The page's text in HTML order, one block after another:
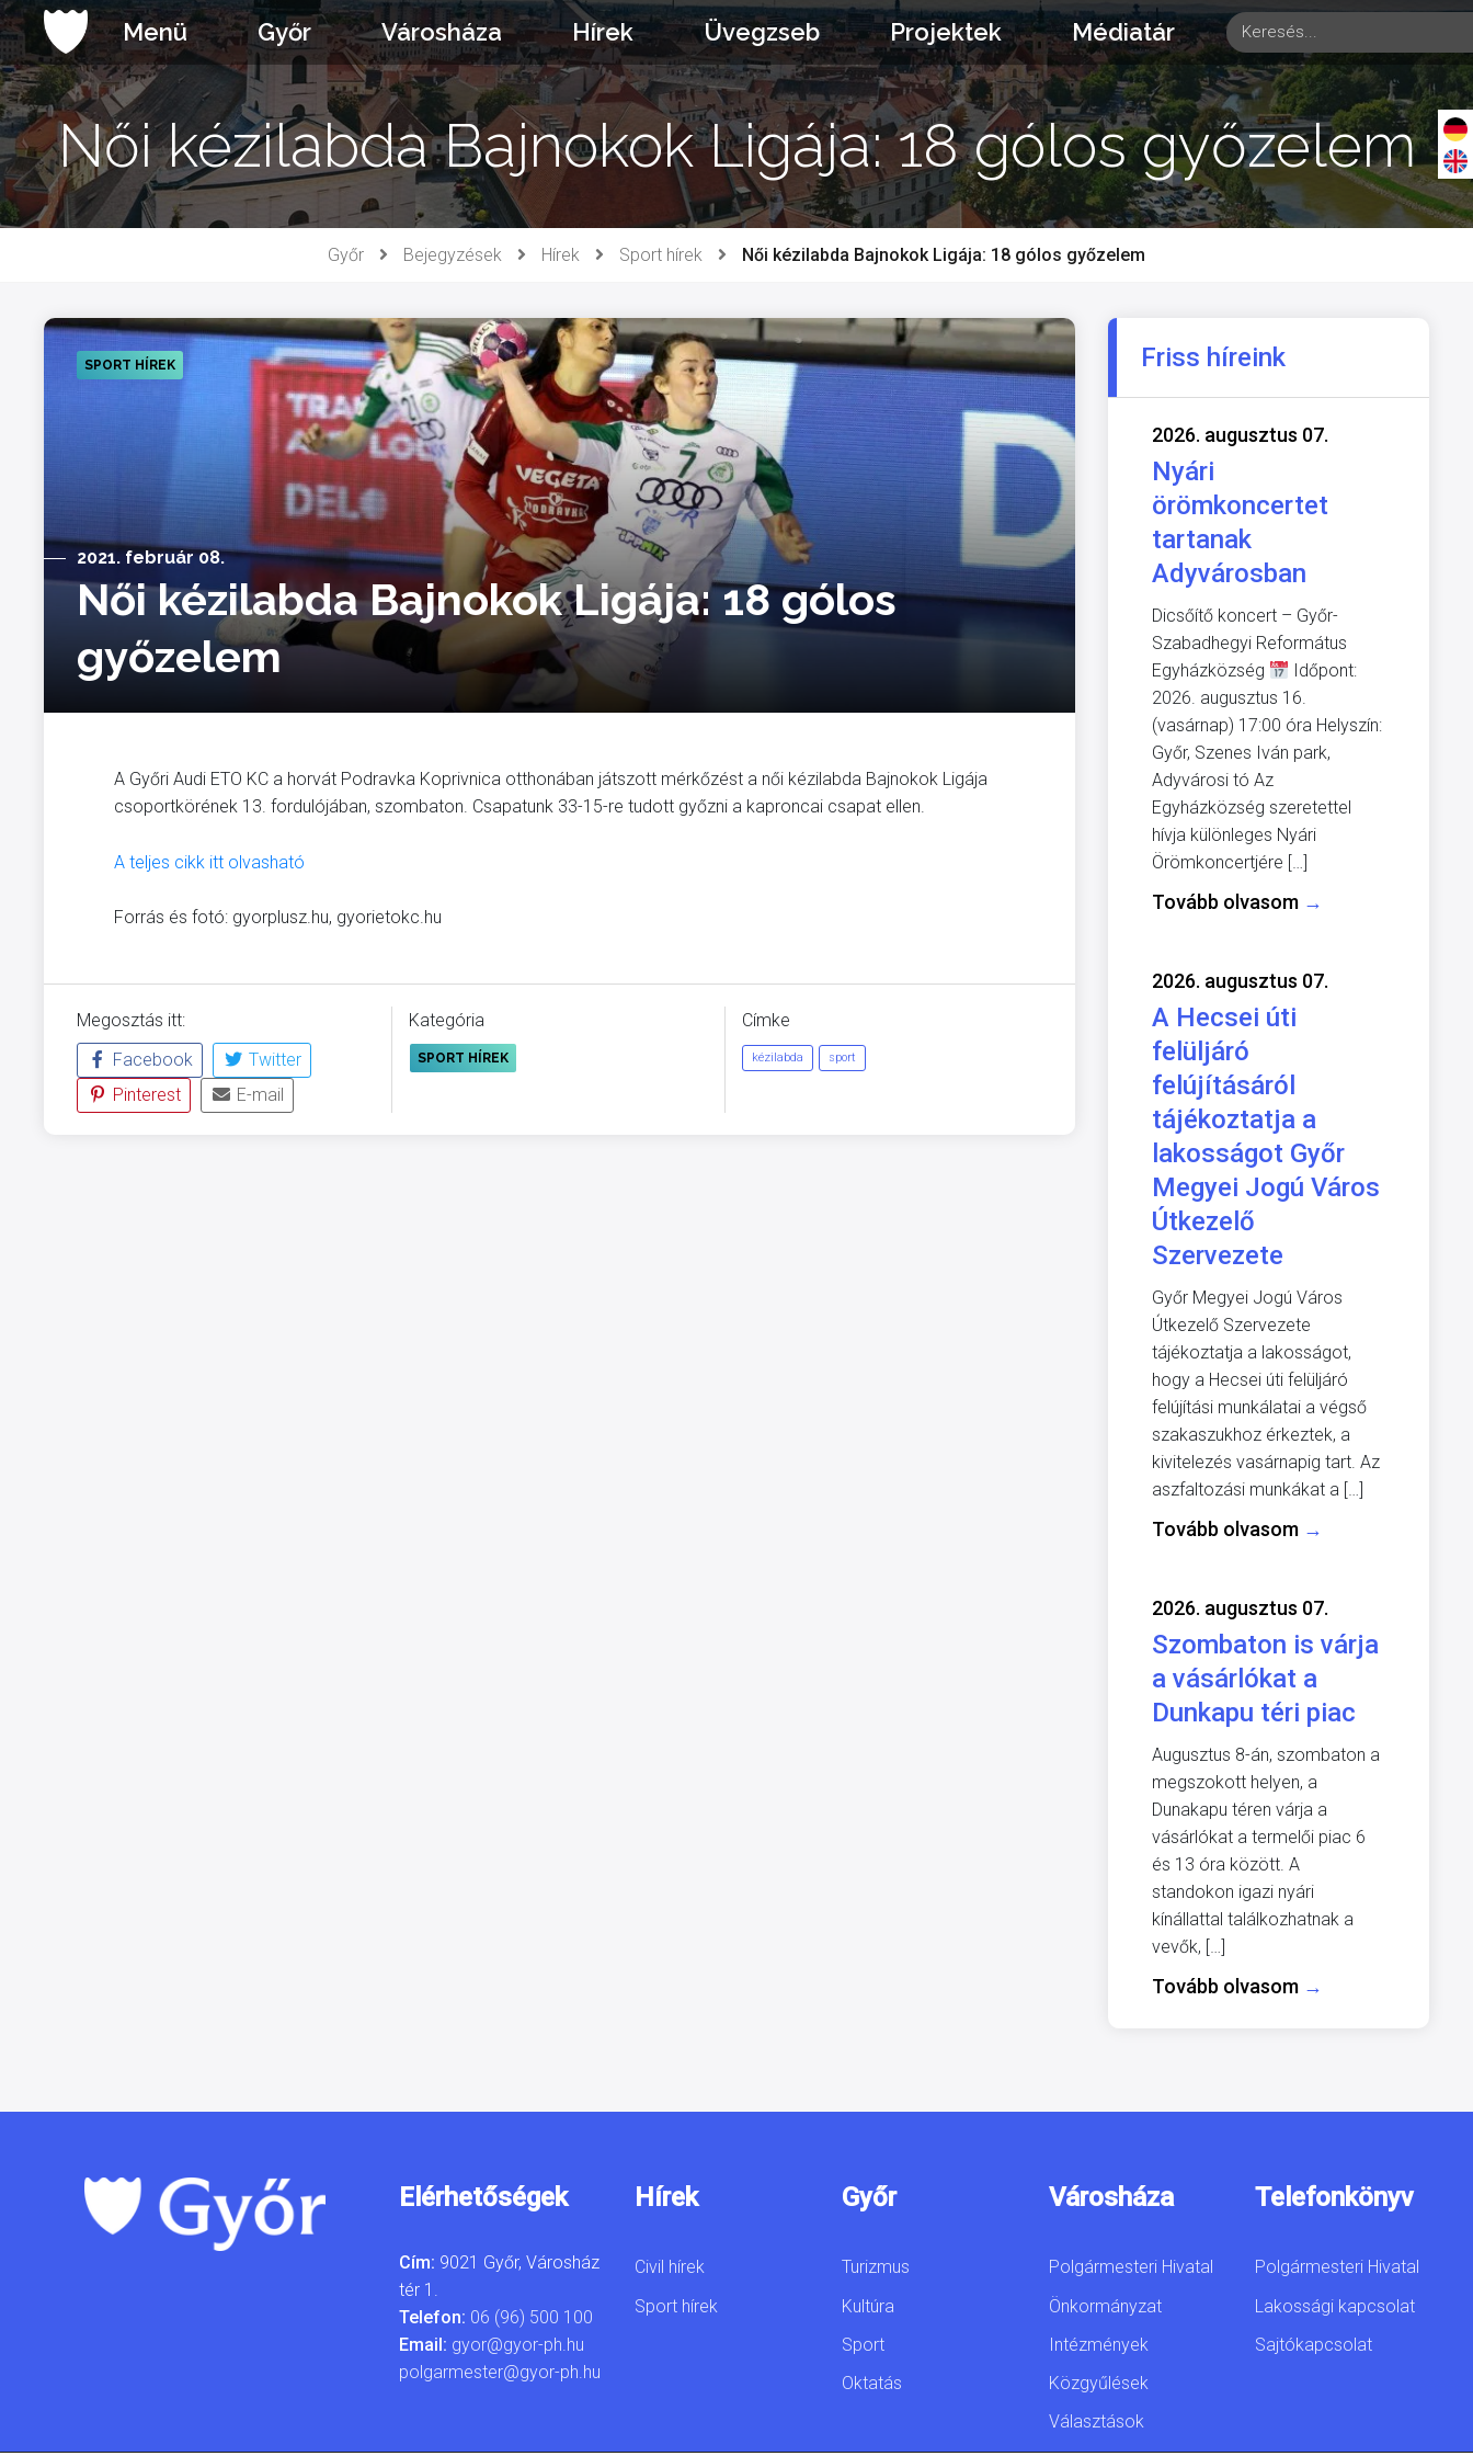
Ugrás
a
tartalomhoz
Menü Győr Városháza Hírek Üvegzseb Projektek Médiatár
Női kézilabda Bajnokok Ligája: 18 gólos győzelem
Győr Bejegyzések Hírek Sport hírek Női kézilabda Bajnokok Ligája: 18 gólos győzelem
SPORT HÍREK
2021. február 08.
Női kézilabda Bajnokok Ligája: 18 gólos
győzelem
A Győri Audi ETO KC a horvát Podravka Koprivnica otthonában játszott mérkőzést a női kézilabda Bajnokok Ligája
csoportkörének 13. fordulójában, szombaton. Csapatunk 33-15-re tudott győzni a kaproncai csapat ellen.
A teljes cikk itt olvasható
Forrás és fotó: gyorplusz.hu, gyorietokc.hu
Megosztás itt:
Facebook
Twitter
Pinterest
E-mail
Kategória
SPORT HÍREK
Címke
kézilabda sport
Friss híreink
2026. augusztus 07.
Nyári
örömkoncertet
tartanak
Adyvárosban
Dicsőítő koncert – Győr-
Szabadhegyi Református
Egyházközség
Időpont:
2026. augusztus 16.
(vasárnap) 17:00 óra Helyszín:
Győr, Szenes Iván park,
Adyvárosi tó Az
Egyházközség szeretettel
hívja különleges Nyári
Örömkoncertjére […]
Tovább olvasom →
2026. augusztus 07.
A Hecsei úti
felüljáró
felújításáról
tájékoztatja a
lakosságot Győr
Megyei Jogú Város
Útkezelő
Szervezete
Győr Megyei Jogú Város
Útkezelő Szervezete
tájékoztatja a lakosságot,
hogy a Hecsei úti felüljáró
felújítási munkálatai a végső
szakaszukhoz érkeztek, a
kivitelezés vasárnapig tart. Az
aszfaltozási munkákat a […]
Tovább olvasom →
2026. augusztus 07.
Szombaton is várja
a vásárlókat a
Dunkapu téri piac
Augusztus 8-án, szombaton a
megszokott helyen, a
Dunakapu téren várja a
vásárlókat a termelői piac 6
és 13 óra között. A
standokon igazi nyári
kínállattal találkozhatnak a
vevők, […]
Tovább olvasom →
Elérhetőségek
Cím: 9021 Győr, Városház
tér 1.
Telefon: 06 (96) 500 100
Email: gyor@gyor-ph.hu
polgarmester@gyor-ph.hu
Hírek
Civil hírek
Sport hírek
Győr
Turizmus
Kultúra
Sport
Oktatás
Városháza
Polgármesteri Hivatal
Önkormányzat
Intézmények
Közgyűlések
Választások
Telefonkönyv
Polgármesteri Hivatal
Lakossági kapcsolat
Sajtókapcsolat